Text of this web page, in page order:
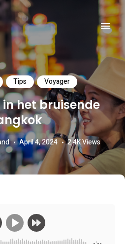
Autoriteit van Thailand.
Tips Voyager
in het bruisende
April 4, 2024 2.4KViews